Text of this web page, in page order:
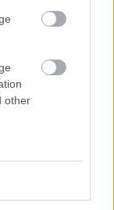
other
vezetői az